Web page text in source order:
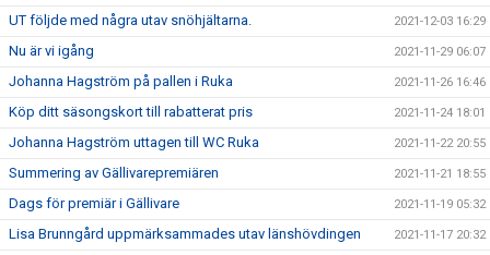
UT följde med några utav snöhjältarna. 2021-12-03 16:29
Nu är vi igång 2021-11-29 06:07
Johanna Hagström på pallen i Ruka 2021-11-26 16:46
Köp ditt säsongskort till rabatterat pris 2021-11-24 18:01
Johanna Hagström uttagen till WC Ruka 2021-11-22 20:55
Summering av Gällivarepremiären 2021-11-21 18:55
Dags för premiär i Gällivare 2021-11-19 05:32
Lisa Brunngård uppmärksammades utav länshövdingen 2021-11-17 20:32